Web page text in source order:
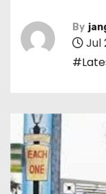
By
Jul